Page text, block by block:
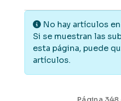
Información
No hay artículos
Si se muestran las
esta página, puede
artículos.